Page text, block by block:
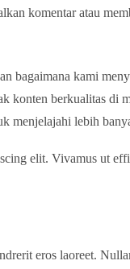
komentar atau
bagaimana kami
konten berkualitas di
menjelajahi lebih
elit. Vivamus ut
eros laoreet.